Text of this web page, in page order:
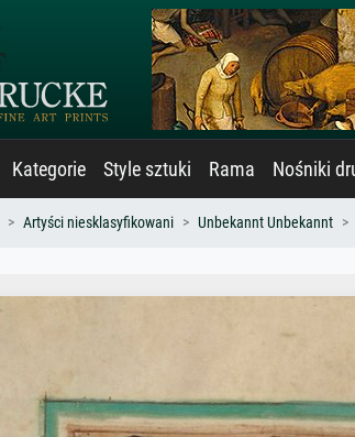
Kategorie Style sztuki Rama Nośniki
Artyści niesklasyfikowani Unbekannt Unbekannt